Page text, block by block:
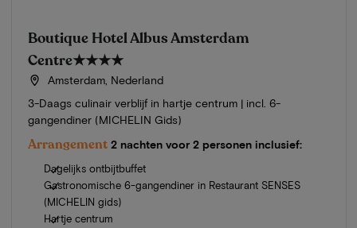
Boutique Hotel Albus Amsterdam
Centre★★★★
Amsterdam, Nederland
3-Daags culinair verblijf in hartje centrum | incl. 6-
gangendiner (MICHELIN Gids)
Arrangement 2 nachten voor 2 personen inclusief:
Dagelijks ontbijtbuffet
Gastronomische 6-gangendiner in Restaurant SENSES
(MICHELIN gids)
Hartje centrum